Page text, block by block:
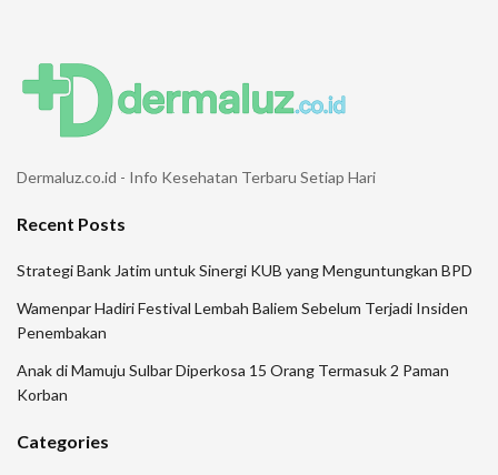
Dermaluz.co.id - Info Kesehatan Terbaru Setiap Hari
Recent Posts
Strategi Bank Jatim untuk Sinergi KUB yang Menguntungkan BPD
Wamenpar Hadiri Festival Lembah Baliem Sebelum Terjadi Insiden
Penembakan
Anak di Mamuju Sulbar Diperkosa 15 Orang Termasuk 2 Paman
Korban
Categories